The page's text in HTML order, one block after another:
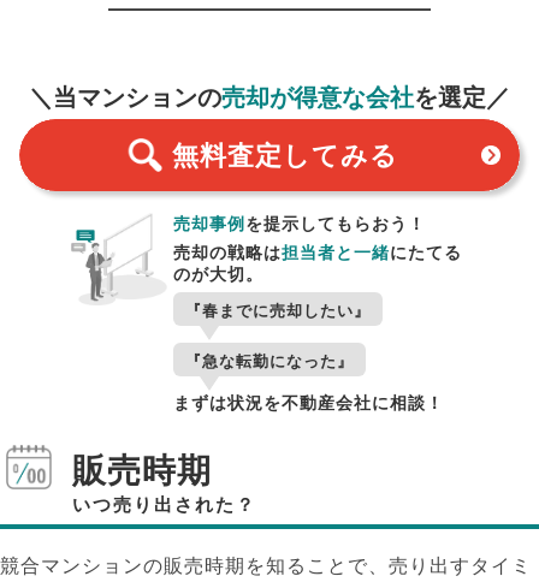
＼当マンションの売却が得意な会社を選定／
無料査定 してみる
売却事例を提示してもらおう！
売却の戦略は担当者と一緒にたてる
のが大切。
『春までに売却したい』
『急な転勤になった』
まずは状況を不動産会社に相談！
販売時期
いつ売り出された？
競合マンションの販売時期を知ることで、売り出すタイミ